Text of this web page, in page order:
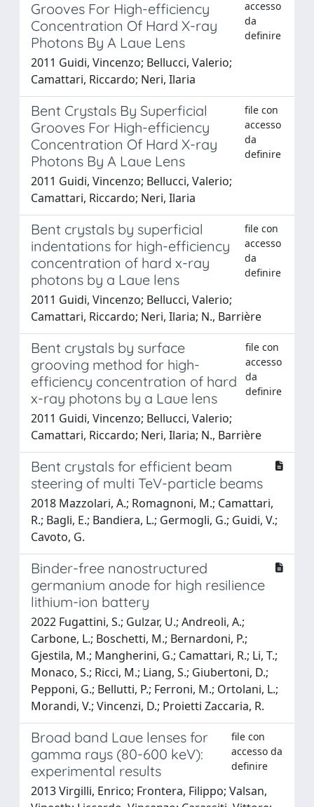
Grooves For High-efficiency
Concentration Of Hard X-ray
Photons By A Laue Lens
accesso
da
definire
2011 Guidi, Vincenzo; Bellucci, Valerio;
Camattari, Riccardo; Neri, Ilaria
Bent Crystals By Superficial
Grooves For High-efficiency
Concentration Of Hard X-ray
Photons By A Laue Lens
file con
accesso
da
definire
2011 Guidi, Vincenzo; Bellucci, Valerio;
Camattari, Riccardo; Neri, Ilaria
Bent crystals by superficial
indentations for high-efficiency
concentration of hard x-ray
photons by a Laue lens
file con
accesso
da
definire
2011 Guidi, Vincenzo; Bellucci, Valerio;
Camattari, Riccardo; Neri, Ilaria; N., Barrière
Bent crystals by surface
grooving method for high-
efficiency concentration of hard
x-ray photons by a Laue lens
file con
accesso
da
definire
2011 Guidi, Vincenzo; Bellucci, Valerio;
Camattari, Riccardo; Neri, Ilaria; N., Barrière
Bent crystals for efficient beam
steering of multi TeV-particle beams
2018 Mazzolari, A.; Romagnoni, M.; Camattari,
R.; Bagli, E.; Bandiera, L.; Germogli, G.; Guidi, V.;
Cavoto, G.
Binder-free nanostructured
germanium anode for high resilience
lithium-ion battery
2022 Fugattini, S.; Gulzar, U.; Andreoli, A.;
Carbone, L.; Boschetti, M.; Bernardoni, P.;
Gjestila, M.; Mangherini, G.; Camattari, R.; Li, T.;
Monaco, S.; Ricci, M.; Liang, S.; Giubertoni, D.;
Pepponi, G.; Bellutti, P.; Ferroni, M.; Ortolani, L.;
Morandi, V.; Vincenzi, D.; Proietti Zaccaria, R.
Broad band Laue lenses for
gamma rays (80-600 keV):
experimental results
file con
accesso da
definire
2013 Virgilli, Enrico; Frontera, Filippo; Valsan,